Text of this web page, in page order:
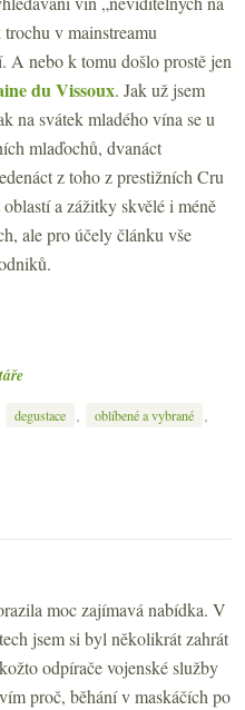
trochu v mainstreamu
A nebo k tomu došlo prostě jen
du Vissoux. Jak už jsem
na svátek mladého vína se u
mlaďochů, dvanáct
z toho z prestižních Cru
a zážitky skvělé i méně
ale pro účely článku vše
degustace , oblíbené a vybrané ,
moc zajímavá nabídka. V
jsem si byl několikrát zahrát
odpírače vojenské služby
proč, běhání v maskáčích po